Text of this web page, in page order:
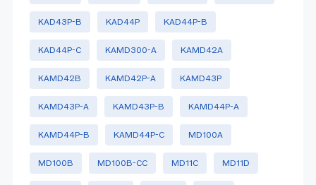
KAD43P-B KAD44P KAD44P-B
KAD44P-C KAMD300-A KAMD42A
KAMD42B KAMD42P-A KAMD43P
KAMD43P-A KAMD43P-B KAMD44P-A
KAMD44P-B KAMD44P-C MD100A
MD100B MD100B-CC MD11C MD11D